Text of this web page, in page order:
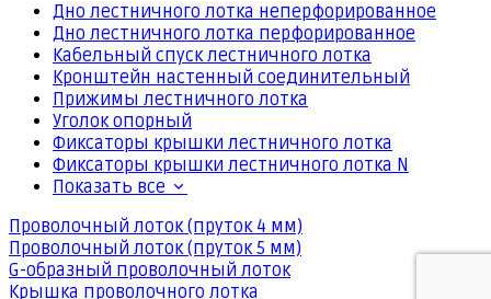
Дно лестничного лотка неперфорированное
Дно лестничного лотка перфорированное
Кабельный спуск лестничного лотка
Кронштейн настенный соединительный
Прижимы лестничного лотка
Уголок опорный
Фиксаторы крышки лестничного лотка
Фиксаторы крышки лестничного лотка N
Показать все
Проволочный лоток (пруток 4 мм)
Проволочный лоток (пруток 5 мм)
G-образный проволочный лоток
Крышка проволочного лотка